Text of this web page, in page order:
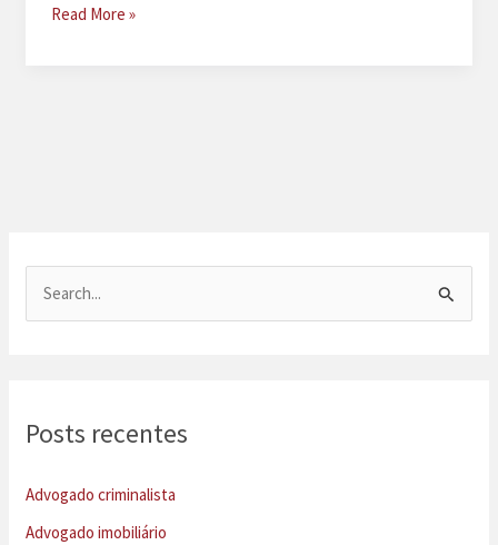
É
de
extra
Read More »
iPosts recentes
Advogado criminalista
Advogado imobiliário